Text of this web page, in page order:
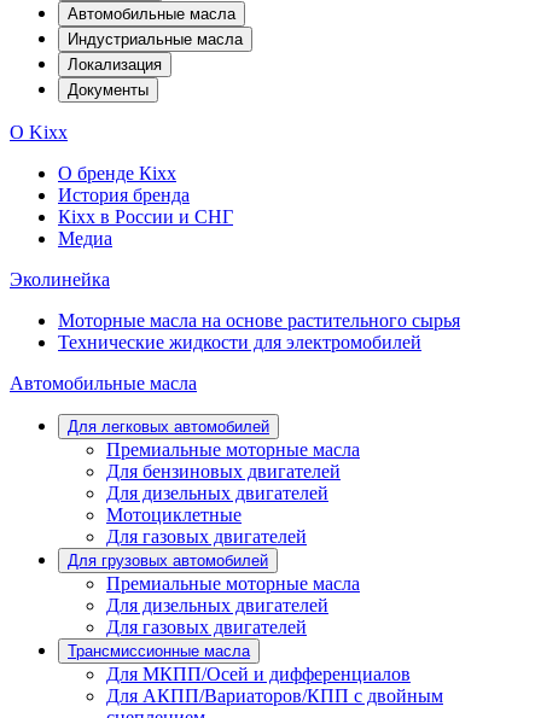
Автомобильные масла
Индустриальные масла
Локализация
Документы
О Kixx
О бренде Кіхх
История бренда
Кіхx в России и СНГ
Медиа
Эколинейка
Моторные масла на основе растительного сырья
Технические жидкости для электромобилей
Автомобильные масла
Для легковых автомобилей
Премиальные моторные масла
Для бензиновых двигателей
Для дизельных двигателей
Мотоциклетные
Для газовых двигателей
Для грузовых автомобилей
Премиальные моторные масла
Для дизельных двигателей
Для газовых двигателей
Трансмиссионные масла
Для МКПП/Осей и дифференциалов
Для АКПП/Вариаторов/КПП с двойным